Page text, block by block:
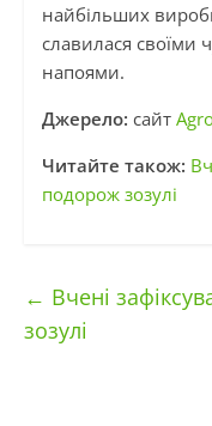
найбільших
славилася
напоями.
Джерело: сайт
Читайте також:
подорож зозулі
← Вчені
зозулі